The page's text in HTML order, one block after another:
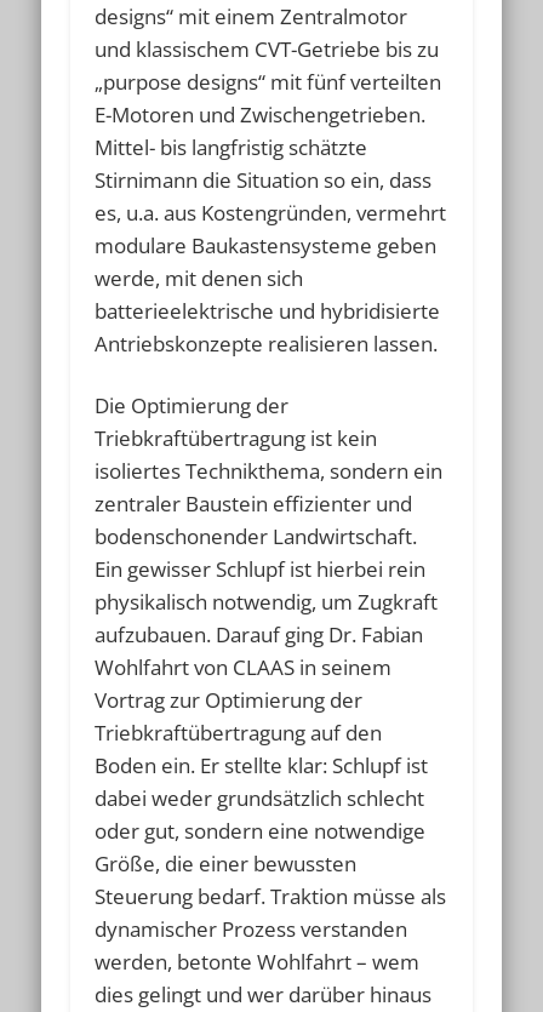
designs“ mit einem Zentralmotor
und klassischem CVT-Getriebe bis zu
„purpose designs“ mit fünf verteilten
E-Motoren und Zwischengetrieben.
Mittel- bis langfristig schätzte
Stirnimann die Situation so ein, dass
es, u.a. aus Kostengründen, vermehrt
modulare Baukastensysteme geben
werde, mit denen sich
batterieelektrische und hybridisierte
Antriebskonzepte realisieren lassen.
Die Optimierung der
Triebkraftübertragung ist kein
isoliertes Technikthema, sondern ein
zentraler Baustein effizienter und
bodenschonender Landwirtschaft.
Ein gewisser Schlupf ist hierbei rein
physikalisch notwendig, um Zugkraft
aufzubauen. Darauf ging Dr. Fabian
Wohlfahrt von CLAAS in seinem
Vortrag zur Optimierung der
Triebkraftübertragung auf den
Boden ein. Er stellte klar: Schlupf ist
dabei weder grundsätzlich schlecht
oder gut, sondern eine notwendige
Größe, die einer bewussten
Steuerung bedarf. Traktion müsse als
dynamischer Prozess verstanden
werden, betonte Wohlfahrt – wem
dies gelingt und wer darüber hinaus